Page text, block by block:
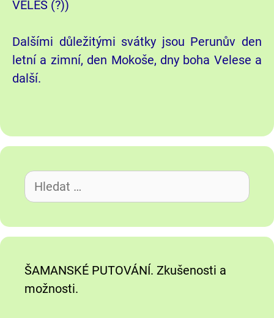
VELES (?))
Dalšími důležitými svátky jsou Perunův den
letní a zimní, den Mokoše, dny boha Velese a
další.
Hledat:
ŠAMANSKÉ PUTOVÁNÍ. Zkušenosti a
možnosti.